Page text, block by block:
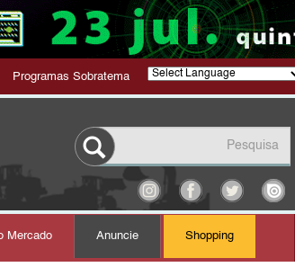
Programas Sobratema
Mercado Anuncie Shopping